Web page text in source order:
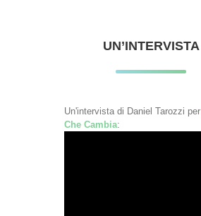
UN’INTERVISTA
Un'intervista di Daniel Tarozzi per
Che Cambia: